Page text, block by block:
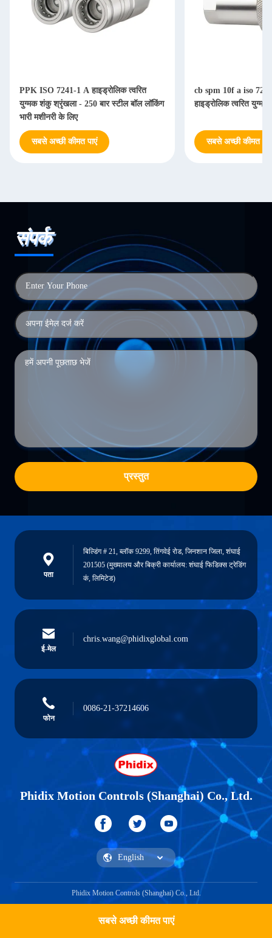
सबसे अच्छी कीमत पाएं
PPK ISO 7241-1 A हाइड्रोलिक त्वरित
युग्मक शंकु श्रृंखला - 250 बार स्टील बॉल लॉकिंग
भारी मशीनरी के लिए
सबसे अच्छी कीमत पाएं
cb spm 10f a iso
हाइड्रोलिक त्वरित युग्मन
सबसे अच्छी कीमत पाएं
संपर्क
प्रस्तुत
पता
बिल्डिंग # 21, ब्लॉक 9299, तिंगवेई रोड, जिनशान जिला, शंघाई
201505 (मुख्यालय और बिक्री कार्यालय: शंघाई फिडिक्स ट्रेडिंग
कं, लिमिटेड)
ई-मेल
chris.wang@phidixglobal.com
फोन
0086-21-37214606
Phidix Motion Controls (Shanghai) Co., Ltd.
Phidix Motion Controls (Shanghai) Co., Ltd.
एक उद्धरण प्राप्त करें